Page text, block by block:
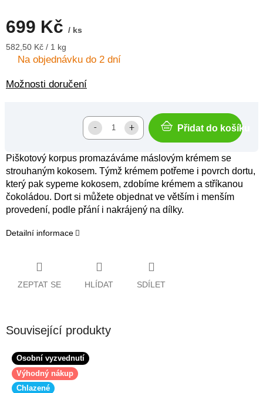
699 Kč / ks
Měrná
cena:
582,50 Kč / 1 kg
Na objednávku do 2 dní
Možnosti doručení
Přidat do košíku
Piškotový korpus promazáváme máslovým krémem se
strouhaným kokosem. Týmž krémem potřeme i povrch dortu,
který pak sypeme kokosem, zdobíme krémem a stříkanou
čokoládou. Dort si můžete objednat ve větším i menším
provedení, podle přání i nakrájený na dílky.
Detailní informace
ZEPTAT SE HLÍDAT SDÍLET
Související produkty
Osobní vyzvednutí
Výhodný nákup
Chlazené